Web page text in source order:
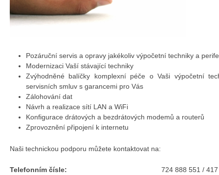
Pozáruční servis a opravy jakékoliv výpočetní techniky a
Modernizaci Vaší stávající techniky
Zvýhodněné balíčky komplexní péče o Vaši výpočetní
servisních smluv s garancemi pro Vás
Zálohování dat
Návrh a realizace sítí LAN a WiFi
Konfigurace drátových a bezdrátových modemů a routerů
Zprovoznění připojení k internetu
Naši technickou podporu můžete kontaktovat na:
Telefonním čísle: 724 888 551 /